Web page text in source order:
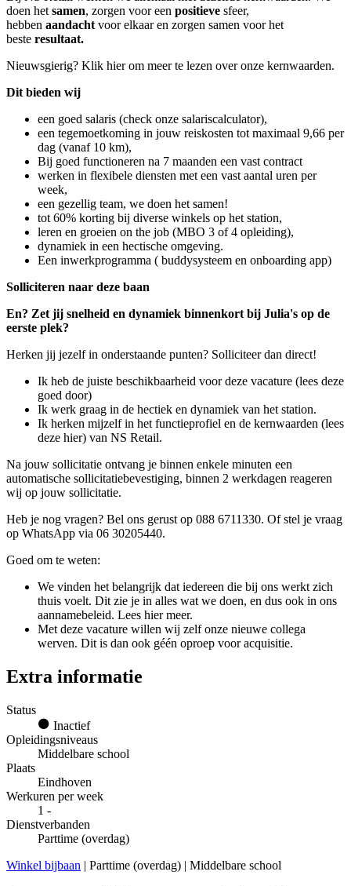
doen het samen, zorgen voor een positieve sfeer,
hebben aandacht voor elkaar en zorgen samen voor het
beste resultaat.
Nieuwsgierig? Klik hier om meer te lezen over onze kernwaarden.
Dit bieden wij
een goed salaris (check onze salariscalculator),
een tegemoetkoming in jouw reiskosten tot maximaal 9,66 per
dag (vanaf 10 km),
Bij goed functioneren na 7 maanden een vast contract
werken in flexibele diensten met een vast aantal uren per
week,
een gezellig team, we doen het samen!
tot 60% korting bij diverse winkels op het station,
leren en groeien on the job (MBO 3 of 4 opleiding),
dynamiek in een hectische omgeving.
Een inwerkprogramma ( buddysysteem en onboarding app)
Solliciteren naar deze baan
En? Zet jij snelheid en dynamiek binnenkort bij Julia's op de
eerste plek?
Herken jij jezelf in onderstaande punten? Solliciteer dan direct!
Ik heb de juiste beschikbaarheid voor deze vacature (lees deze
goed door)
Ik werk graag in de hectiek en dynamiek van het station.
Ik herken mijzelf in het functieprofiel en de kernwaarden (lees
deze hier) van NS Retail.
Na jouw sollicitatie ontvang je binnen enkele minuten een
automatische sollicitatiebevestiging, binnen 2 werkdagen reageren
wij op jouw sollicitatie.
Heb je nog vragen? Bel ons gerust op 088 6711330. Of stel je vraag
op WhatsApp via 06 30205440.
Goed om te weten:
We vinden het belangrijk dat iedereen die bij ons werkt zich
thuis voelt. Dit zie je in alles wat we doen, en dus ook in ons
aannamebeleid. Lees hier meer.
Met deze vacature willen wij zelf onze nieuwe collega
werven. Dit is dan ook géén oproep voor acquisitie.
Extra informatie
Status
Inactief
Opleidingsniveaus
Middelbare school
Plaats
Eindhoven
Werkuren per week
1 -
Dienstverbanden
Parttime (overdag)
Winkel bijbaan | Parttime (overdag) | Middelbare school